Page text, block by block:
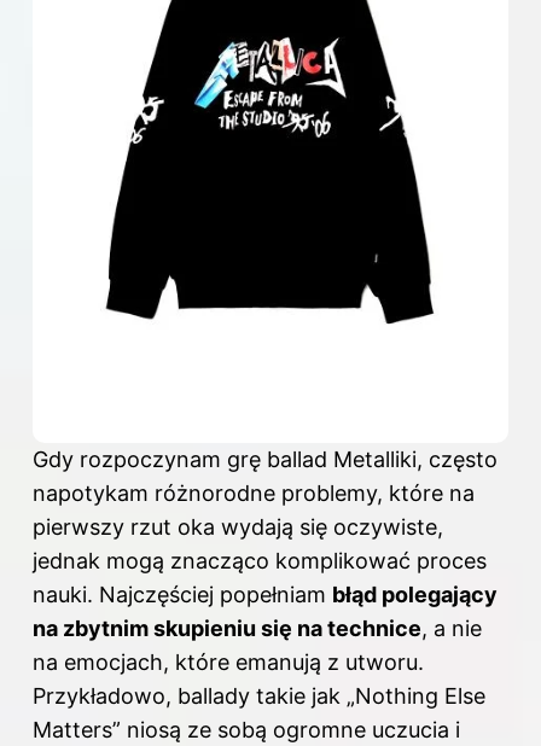
Gdy rozpoczynam grę ballad Metalliki, często
napotykam różnorodne problemy, które na
pierwszy rzut oka wydają się oczywiste,
jednak mogą znacząco komplikować proces
nauki. Najczęściej popełniam błąd polegający
na zbytnim skupieniu się na technice, a nie
na emocjach, które emanują z utworu.
Przykładowo, ballady takie jak „Nothing Else
Matters” niosą ze sobą ogromne uczucia i